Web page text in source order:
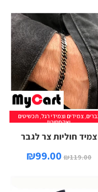
הוספה לסל
, צמידים וצמידי רגל, תכשיטים
ואקססוריז
צמיד חוליות צר לגבר
₪119.00
₪99.00